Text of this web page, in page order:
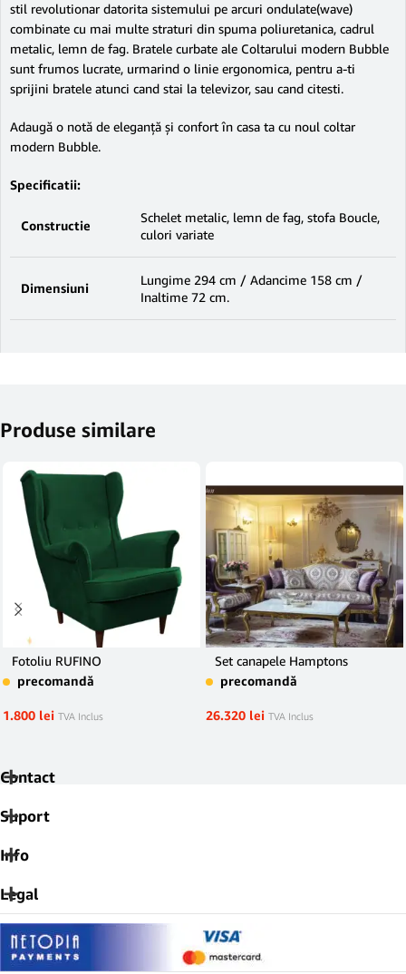
stil revolutionar datorita sistemului pe arcuri ondulate(wave)
combinate cu mai multe straturi din spuma poliuretanica, cadrul
metalic, lemn de fag. Bratele curbate ale Coltarului modern Bubble
sunt frumos lucrate, urmarind o linie ergonomica, pentru a-ti
sprijini bratele atunci cand stai la televizor, sau cand citesti.
Adaugă o notă de eleganță și confort în casa ta cu noul coltar
modern Bubble.
Specificatii:
Constructie
Schelet metalic, lemn de fag, stofa Boucle,
culori variate
Dimensiuni
Lungime 294 cm / Adancime 158 cm /
Inaltime 72 cm.
Produse similare
Fotoliu RUFINO
precomandă
1.800 lei TVA Inclus
Set canapele Hamptons
precomandă
26.320 lei TVA Inclus
Contact
Suport
Info
Legal